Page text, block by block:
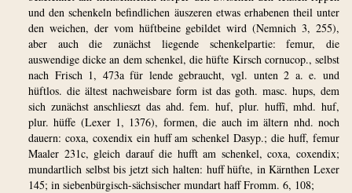
und den schenkeln befindlichen äuszeren etwas erhabenen theil unter
den weichen, der vom hüftbeine gebildet wird (Nemnich 3, 255),
aber auch die zunächst liegende schenkelpartie: femur, die
auswendige dicke an dem schenkel, die hüfte Kirsch cornucop., selbst
nach Frisch 1, 473a für lende gebraucht, vgl. unten 2 a. e. und
hüftlos. die ältest nachweisbare form ist das goth. masc. hups, dem
sich zunächst anschlieszt das ahd. fem. huf, plur. huffî, mhd. huf,
plur. hüffe (Lexer 1, 1376), formen, die auch im ältern nhd. noch
dauern: coxa, coxendix ein huff am schenkel Dasyp.; die huff, femur
Maaler 231c, gleich darauf die hufft am schenkel, coxa, coxendix;
mundartlich selbst bis jetzt sich halten: huff hüfte, in Kärnthen Lexer
145; in siebenbürgisch-sächsischer mundart haff Fromm. 6, 108;